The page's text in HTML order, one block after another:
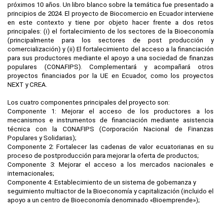
próximos 10 años. Un libro blanco sobre la temática fue presentado a
principios de 2024. El proyecto de Biocomercio en Ecuador interviene
en este contexto y tiene por objeto hacer frente a dos retos
principales: (i) el fortalecimiento de los sectores de la Bioeconomía
(principalmente para los sectores de post producción y
comercialización) y (ii) El fortalecimiento del acceso a la financiación
para sus productores mediante el apoyo a una sociedad de finanzas
populares (CONAFIPS). Complementará y acompañará otros
proyectos financiados por la UE en Ecuador, como los proyectos
NEXT y CREA.
Los cuatro componentes principales del proyecto son:
Componente 1: Mejorar el acceso de los productores a los
mecanismos e instrumentos de financiación mediante asistencia
técnica con la CONAFIPS (Corporación Nacional de Finanzas
Populares y Solidarias);
Componente 2: Fortalecer las cadenas de valor ecuatorianas en su
proceso de postproducción para mejorar la oferta de productos;
Componente 3: Mejorar el acceso a los mercados nacionales e
internacionales;
Componente 4: Establecimiento de un sistema de gobernanza y
seguimiento multiactor de la Bioeconomía y capitalización (incluido el
apoyo a un centro de Bioeconomía denominado «Bioemprende»);